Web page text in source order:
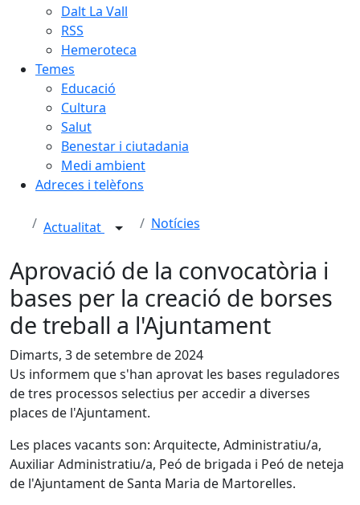
Dalt La Vall
RSS
Hemeroteca
Temes
Educació
Cultura
Salut
Benestar i ciutadania
Medi ambient
Adreces i telèfons
Actualitat Notícies
Aprovació de la convocatòria i
bases per la creació de borses
de treball a l'Ajuntament
Dimarts, 3 de setembre de 2024
Us informem que s'han aprovat les bases reguladores
de tres processos selectius per accedir a diverses
places de l'Ajuntament.
Les places vacants son: Arquitecte, Administratiu/a,
Auxiliar Administratiu/a, Peó de brigada i Peó de neteja
de l'Ajuntament de Santa Maria de Martorelles.